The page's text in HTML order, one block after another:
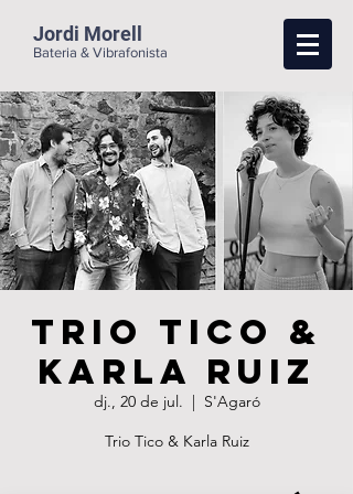
Jordi Morell
Bateria & Vibrafonista
Trio Tico &
Karla Ruiz
dj., 20 de jul.
  |
S'Agaró
Trio Tico & Karla Ruiz